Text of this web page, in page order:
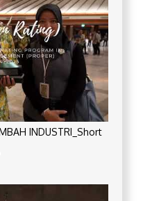
INDUSTRI_Short